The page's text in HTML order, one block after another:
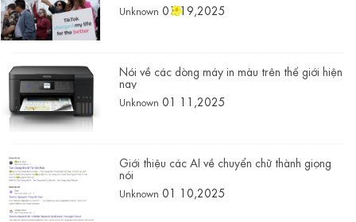
Unknown 01 19,2025
Nói về các dòng máy in màu trên thế giới hiện
nay
Unknown 01 11,2025
Giới thiệu các AI về chuyển chữ thành giọng
nói
Unknown 01 10,2025